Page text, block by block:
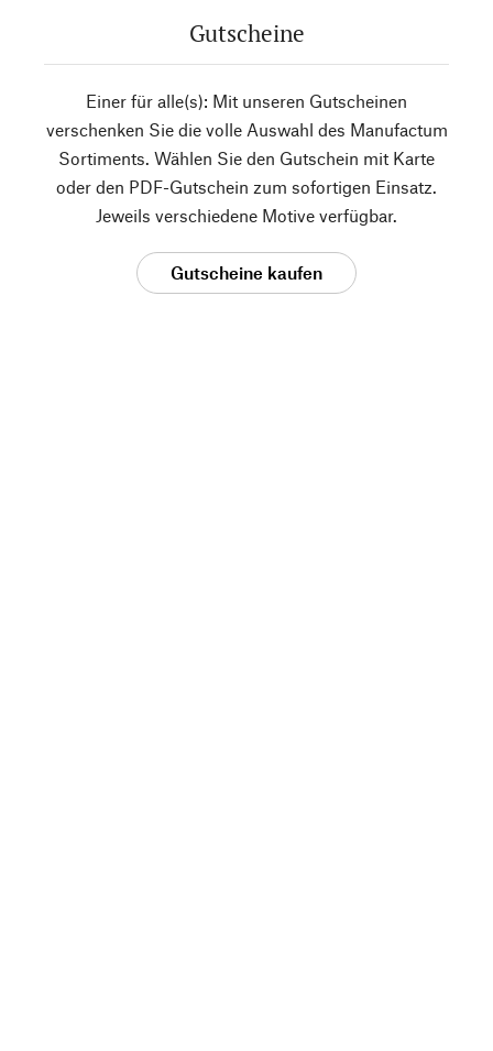
Gutscheine
Einer für alle(s): Mit unseren Gutscheinen
verschenken Sie die volle Auswahl des Manufactum
Sortiments. Wählen Sie den Gutschein mit Karte
oder den PDF-Gutschein zum sofortigen Einsatz.
Jeweils verschiedene Motive verfügbar.
Gutscheine kaufen